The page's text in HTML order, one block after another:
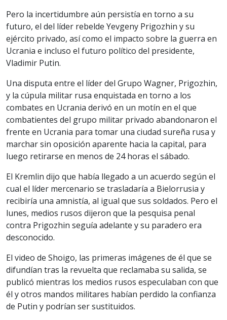
Pero la incertidumbre aún persistía en torno a su
futuro, el del líder rebelde Yevgeny Prigozhin y su
ejército privado, así como el impacto sobre la guerra en
Ucrania e incluso el futuro político del presidente,
Vladimir Putin.
Una disputa entre el líder del Grupo Wagner, Prigozhin,
y la cúpula militar rusa enquistada en torno a los
combates en Ucrania derivó en un motín en el que
combatientes del grupo militar privado abandonaron el
frente en Ucrania para tomar una ciudad sureña rusa y
marchar sin oposición aparente hacia la capital, para
luego retirarse en menos de 24 horas el sábado.
El Kremlin dijo que había llegado a un acuerdo según el
cual el líder mercenario se trasladaría a Bielorrusia y
recibiría una amnistía, al igual que sus soldados. Pero el
lunes, medios rusos dijeron que la pesquisa penal
contra Prigozhin seguía adelante y su paradero era
desconocido.
El video de Shoigo, las primeras imágenes de él que se
difundían tras la revuelta que reclamaba su salida, se
publicó mientras los medios rusos especulaban con que
él y otros mandos militares habían perdido la confianza
de Putin y podrían ser sustituidos.